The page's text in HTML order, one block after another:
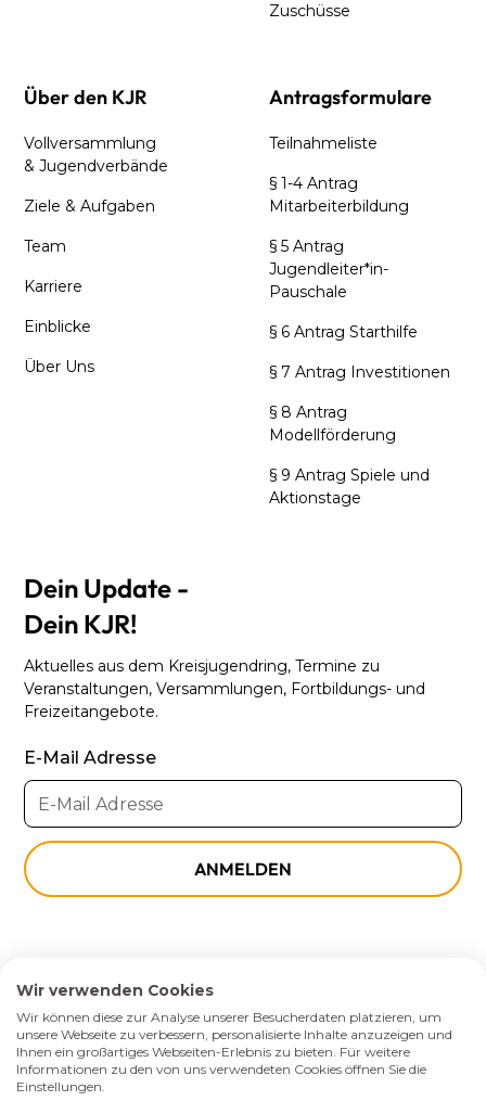
Zuschüsse
Über den KJR
Vollversammlung
& Jugendverbände
Ziele & Aufgaben
Team
Karriere
Einblicke
Über Uns
Antragsformulare
Teilnahmeliste
§ 1-4 Antrag
Mitarbeiterbildung
§ 5 Antrag
Jugendleiter*in-
Pauschale
§ 6 Antrag Starthilfe
§ 7 Antrag Investitionen
§ 8 Antrag
Modellförderung
§ 9 Antrag Spiele und
Aktionstage
Dein Update -
Dein KJR!
Aktuelles aus dem Kreisjugendring, Termine zu
Veranstaltungen, Versammlungen, Fortbildungs- und
Freizeitangebote.
E-Mail Adresse
Impressum
Datenschutz
Website made with ♡ by wunderlabs
Wir verwenden Cookies
Wir können diese zur Analyse unserer Besucherdaten platzieren, um
unsere Webseite zu verbessern, personalisierte Inhalte anzuzeigen und
Ihnen ein großartiges Webseiten-Erlebnis zu bieten. Für weitere
Informationen zu den von uns verwendeten Cookies öffnen Sie die
Einstellungen.